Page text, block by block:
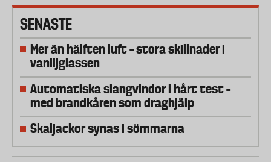
SENASTE
Mer än hälften luft – stora skillnader i
vaniljglassen
Automatiska slangvindor i hårt test –
med brandkåren som draghjälp
Skaljackor synas i sömmarna